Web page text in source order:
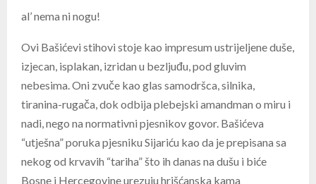
al’ nema ni nogu!
Ovi Bašićevi stihovi stoje kao impresum ustrijeljene duše,
izjecan, isplakan, izridan u bezljuđu, pod gluvim
nebesima. Oni zvuče kao glas samodršca, silnika,
tiranina-rugača, dok odbija plebejski amandman o miru i
nadi, nego na normativni pjesnikov govor. Bašićeva
“utješna” poruka pjesniku Sijariću kao da je prepisana sa
nekog od krvavih “tariha” što ih danas na dušu i biće
Bosne i Hercegovine urezuju hrišćanska kama